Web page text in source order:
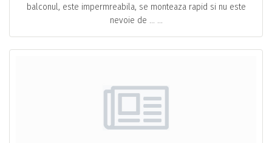
balconul, este impermreabila, se monteaza rapid si nu este
nevoie de … ...